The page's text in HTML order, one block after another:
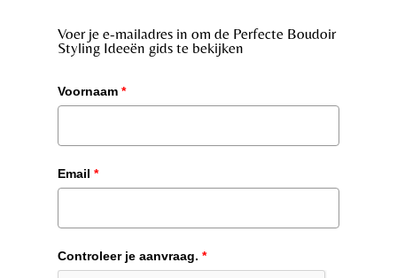
Voer je e-mailadres in om de Perfecte Boudoir
Styling Ideeën gids te bekijken
Voornaam*
Email *
Controleer je aanvraag. *